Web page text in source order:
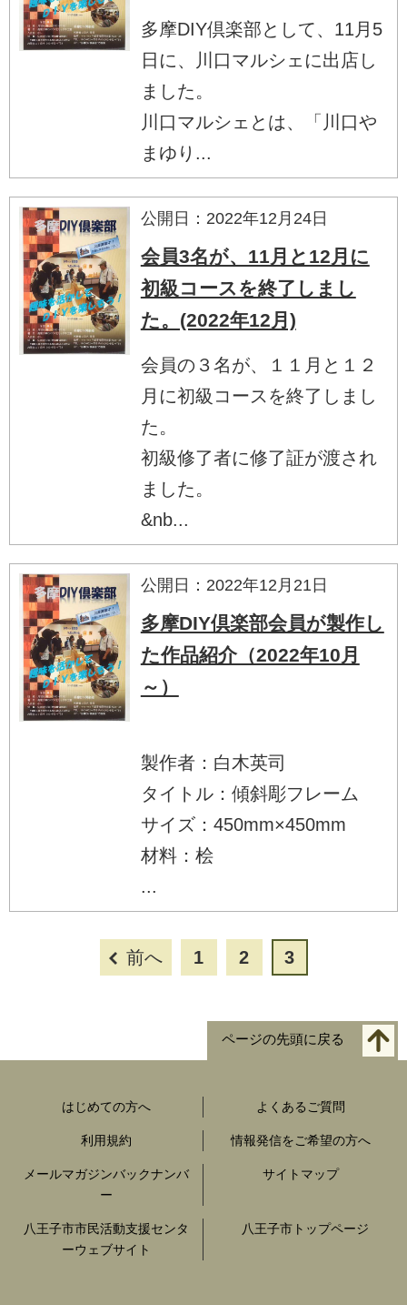
多摩DIY倶楽部として、11月5
日に、川口マルシェに出店し
ました。
川口マルシェとは、「川口や
まゆり...
公開日：2022年12月24日
会員3名が、11月と12月に
初級コースを終了しまし
た。(2022年12月)
会員の３名が、１１月と１２
月に初級コースを終了しまし
た。
初級修了者に修了証が渡され
ました。
&nb...
公開日：2022年12月21日
多摩DIY倶楽部会員が製作し
た作品紹介（2022年10月
～）
製作者：白木英司
タイトル：傾斜彫フレーム
サイズ：450mm×450mm
材料：桧
...
前へ 1 2 3
ページの先頭に戻る
はじめての方へ よくあるご質問
利用規約 情報発信をご希望の方へ
メールマガジンバックナンバ
ー
サイトマップ
八王子市市民活動支援センタ
ーウェブサイト
八王子市トップページ